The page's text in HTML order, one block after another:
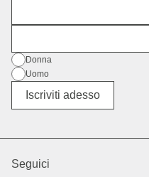
Genere
Donna
Uomo
Altro
Iscriviti adesso
Seguici